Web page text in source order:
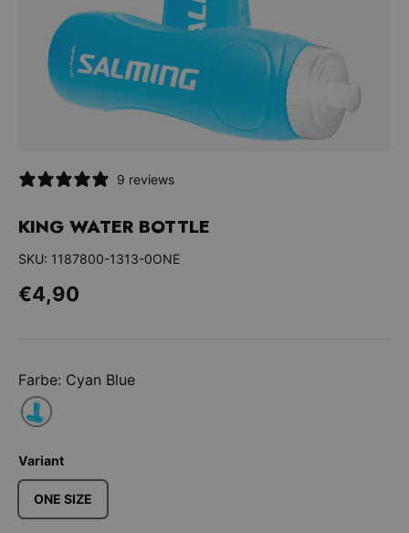
9 reviews
KING WATER BOTTLE
SKU: 1187800-1313-0ONE
Normaler Preis
€4,90
Farbe: Cyan Blue
Variant
ONE SIZE